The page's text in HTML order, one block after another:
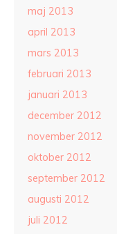
maj 2013
april 2013
mars 2013
februari 2013
januari 2013
december 2012
november 2012
oktober 2012
september 2012
augusti 2012
juli 2012